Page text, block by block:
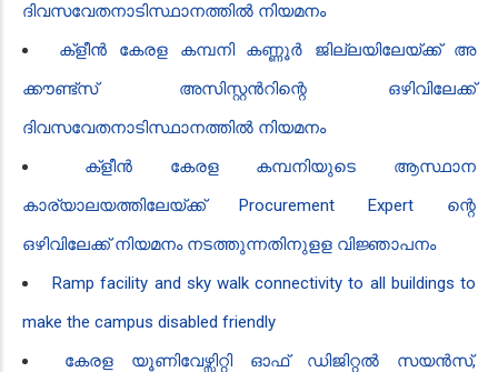
ദിവസവേതനാടിസ്ഥാനത്തിൽ നിയമനം
ക്ളീൻ‍ കേരള കമ്പനി കണ്ണൂർ ജില്ലയിലേയ്ക്ക് അ​
ക്കൗണ്ട്സ് അസിസ്റ്റൻ‍റി​ന്റെ ഒഴിവിലേക്ക്
ദിവസവേതനാടിസ്ഥാനത്തിൽ നിയമനം
ക്ളീൻ‍ കേരള കമ്പനിയുടെ ആസ്ഥാന
കാര്യാലയത്തിലേയ്ക്ക് Procurement Expert ​ന്റെ
ഒഴിവിലേക്ക് നിയമനം നടത്തുന്നതിനുളള വിജ്ഞാപനം
Ramp facility and sky walk connectivity to all buildings to
make the campus disabled friendly
കേരള യൂണിവേഴ്സിറ്റി ഓഫ് ഡിജിറ്റൽ സയൻസ്,